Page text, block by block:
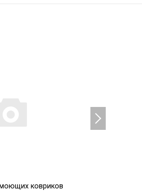
ковриков